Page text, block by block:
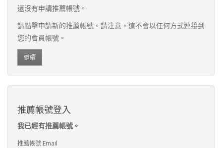
還沒有申請推薦帳號。
請點擊申請新的推薦帳號。請注意，這不會以任何方式連接到
您的會員帳號。
繼續
推薦帳號登入
我已經有推薦帳號。
推薦帳號 Email